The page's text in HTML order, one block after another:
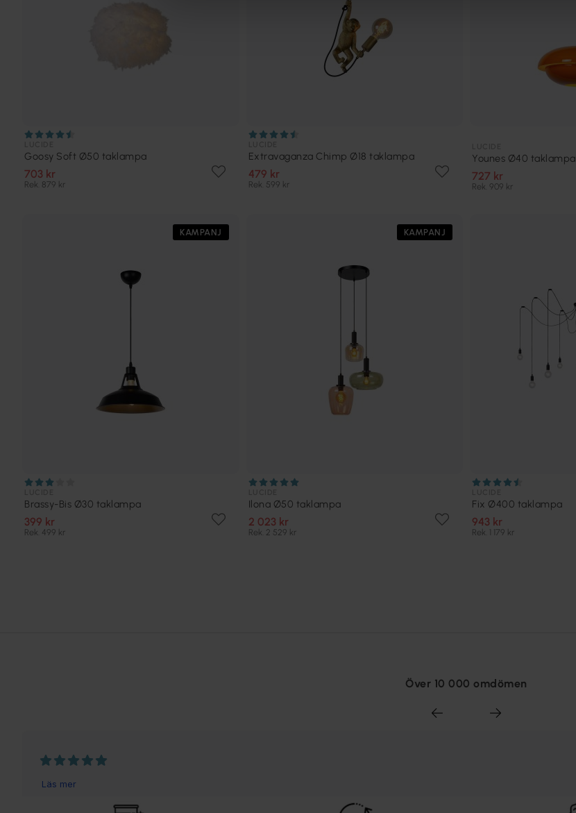
Goosy Soft Ø50 taklampa
703 kr
Rek. 879 kr
Extravaganza Chimp Ø18 taklampa
479 kr
Rek. 599 kr
Younes Ø40 taklampa
727 kr
Rek. 909 kr
KAMPANJ
Brassy-Bis Ø30 taklampa
399 kr
Rek. 499 kr
KAMPANJ
Ilona Ø50 taklampa
2 023 kr
Rek. 2 529 kr
Fix Ø400 taklampa
943 kr
Rek. 1 179 kr
Över 10 000 omdömen